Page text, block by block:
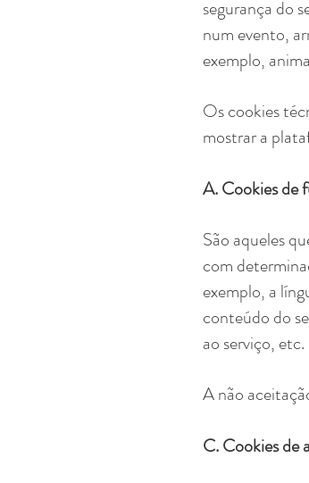
segurança do
num evento,
exemplo,
Os cookies
mostrar a
A. Cookies de
São aqueles
com
exemplo, a
conteúdo do
ao serviço, etc.
A não
C. Cookies de